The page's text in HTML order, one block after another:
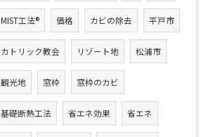
MIST工法® 価格 カビの除去 平戸市
カトリック教会 リゾート地 松浦市
観光地 窓枠 窓枠のカビ
基礎断熱工法 省エネ効果 省エネ